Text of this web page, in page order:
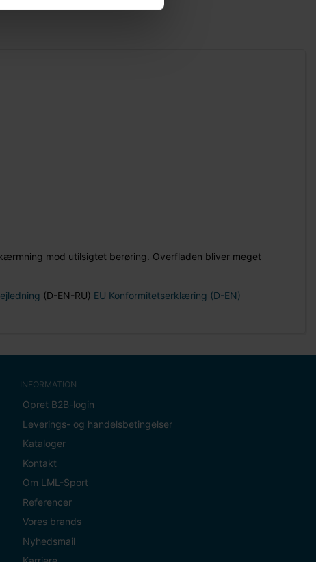
mod utilsigtet berøring. Overfladen bliver meget
(D-EN-RU) EU Konformitetserklæring (D-EN)
INFORMATION
Opret B2B-login
Leverings- og handelsbetingelser
Kataloger
Kontakt
Om LML-Sport
Referencer
Vores brands
Nyhedsmail